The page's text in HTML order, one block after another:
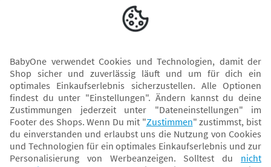
* Alle Preise inkl. MwSt. und ggf. zzgl.Versandkosten. Der dargestellte Preis gilt -
abhängig von der von dir gewählten Option - im BabyOne-Onlineshop oder bei